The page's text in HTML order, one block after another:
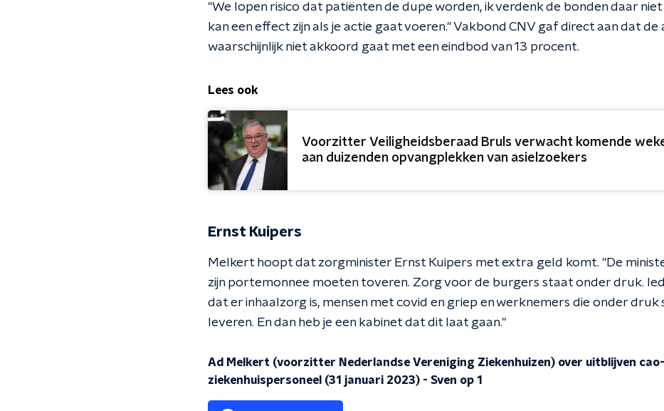
"We lopen risico dat patiënten de dupe worden, ik verdenk de bonden daar
kan een effect zijn als je actie gaat voeren." Vakbond CNV gaf direct aan dat
waarschijnlijk niet akkoord gaat met een eindbod van 13 procent.
Lees ook
Voorzitter Veiligheidsberaad Bruls verwacht komende
aan duizenden opvangplekken van asielzoekers
Ernst Kuipers
Melkert hoopt dat zorgminister Ernst Kuipers met extra geld komt. "De
zijn portemonnee moeten toveren. Zorg voor de burgers staat onder druk.
dat er inhaalzorg is, mensen met covid en griep en werknemers die onder
leveren. En dan heb je een kabinet dat dit laat gaan."
Ad Melkert (voorzitter Nederlandse Vereniging Ziekenhuizen) over uitblijven
ziekenhuispersoneel (31 januari 2023) - Sven op 1